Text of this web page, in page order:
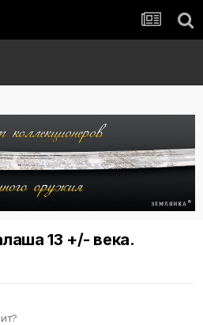
13 +/- века.